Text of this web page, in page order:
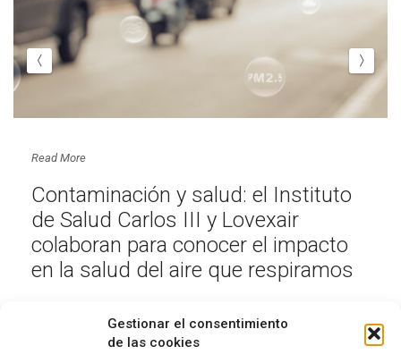
Gestionar el consentimiento
de las cookies
Read More
Contaminación y salud: el Instituto
de Salud Carlos III y Lovexair
colaboran para conocer el impacto
en la salud del aire que respiramos